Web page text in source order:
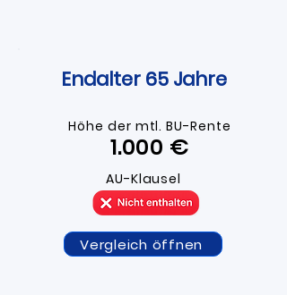
Endalter 65 Jahre
Höhe der mtl. BU-Rente
1.000 ​€​
AU-Klausel
Vergleich öffnen